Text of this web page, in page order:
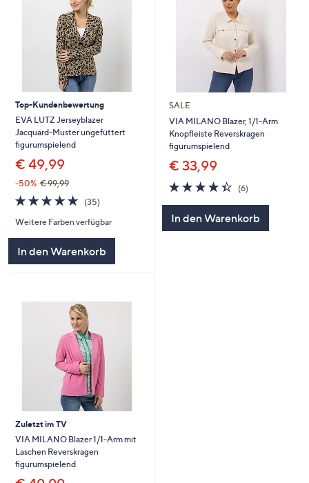
Top-Kundenbewertung
EVA LUTZ Jerseyblazer
Jacquard-Muster ungefüttert
figurumspielend
€ 49,99
-50% € 99,99
4.7
von
5
(35)35
Weitere Farben verfügbar
In den Warenkorb
SALE
VIA MILANO Blazer, 1/1-Arm
Knopfleiste Reverskragen
figurumspielend
€ 33,99
4.3
von
(6)6
In den Warenkorb
Zuletzt im TV
VIA MILANO Blazer 1/1-Arm mit
Laschen Reverskragen
figurumspielend